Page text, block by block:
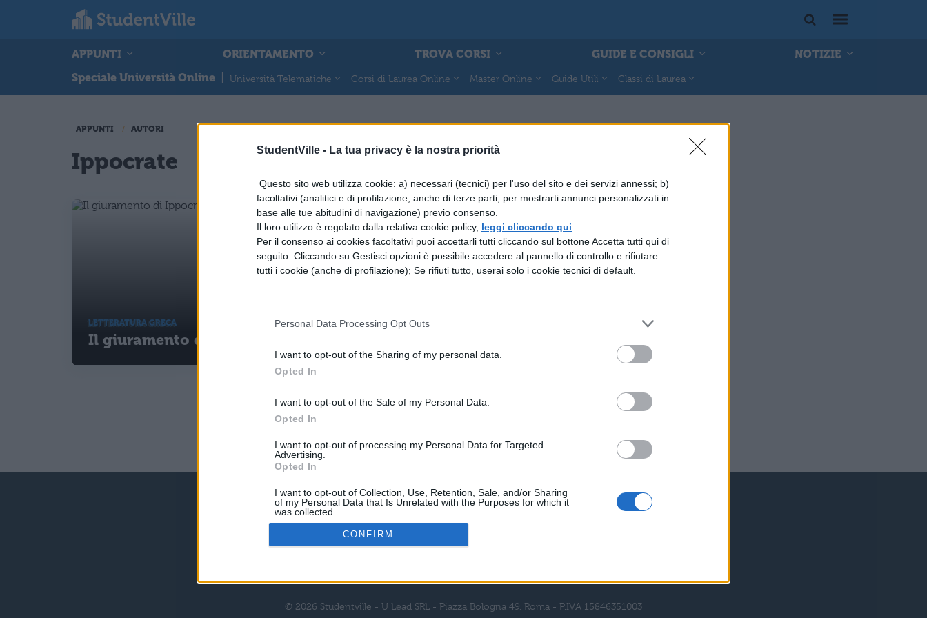
StudentVille - La tua privacy è la nostra priorità
Questo sito web utilizza cookie: a) necessari (tecnici) per l'uso del sito e dei servizi annessi; b)
facoltativi (analitici e di profilazione, anche di terze parti, per mostrarti annunci personalizzati in
base alle tue abitudini di navigazione) previo consenso.
Il loro utilizzo è regolato dalla relativa cookie policy, leggi cliccando qui
Per il consenso ai cookies facoltativi puoi accettarli tutti cliccando sul bottone Accetta tutti qui di
seguito. Cliccando su Gestisci opzioni è possibile accedere al pannello di controllo e rifiutare
tutti i cookie (anche di profilazione); Se rifiuti tutto, userai solo i cookie tecnici di default.
Personal Data Processing Opt Outs
I want to opt-out of the Sharing of my personal data.
Opted In
I want to opt-out of the Sale of my Personal Data.
Opted In
I want to opt-out of processing my Personal Data for Targeted
Advertising.
Opted In
I want to opt-out of Collection, Use, Retention, Sale, and/or Sharing
of my Personal Data that Is Unrelated with the Purposes for which it
was collected.
Opted Out
CONFIRM
APPUNTI ORIENTAMENTO TROVA CORSI GUIDE E CONSIGLI
NOTIZIE
Speciale Università Online
Università Telematiche Corsi di Laurea Online Master Online Guide Utili Classi di Laurea
APPUNTI AUTORI
Ippocrate
LETTERATURA GRECA
Il giuramento di Ippocrate
© 2026 Studentville - U Lead SRL - Piazza Bologna 49, Roma - P.IVA 15846351003